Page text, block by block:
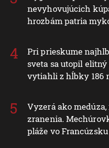
nevyhovujúcich
hrozbám patria
Pri prieskume
sveta sa utopil
vytiahli z hĺbky 186
Vyzerá ako
zranenia.
pláže vo